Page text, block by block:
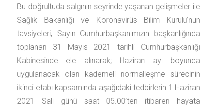
Bu doğrultuda salgının seyrinde yaşanan gelişmeler ile
Sağlık Bakanlığı ve Koronavirüs Bilim Kurulu'nun
tavsiyeleri, Sayın Cumhurbaşkanımızın başkanlığında
toplanan 31 Mayıs 2021 tarihli Cumhurbaşkanlığı
Kabinesinde ele alınarak; Haziran ayı boyunca
uygulanacak olan kademeli normalleşme sürecinin
ikinci etabı kapsamında aşağıdaki tedbirlerin 1 Haziran
2021 Salı günü saat 05.00’ten itibaren hayata